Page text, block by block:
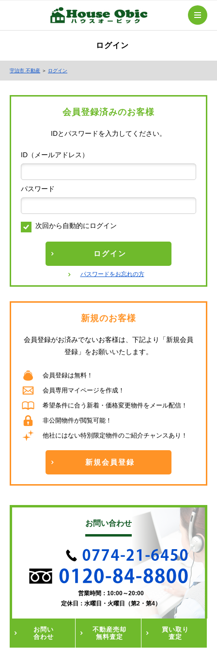
ログイン
宇治市 不動産 ＞ ログイン
会員登録済みのお客様
IDとパスワードを入力してください。
ID（メールアドレス）
パスワード
次回から自動的にログイン
ログイン
パスワードをお忘れの方
新規のお客様
会員登録がお済みでないお客様は、 下記より「新規会員
登録」をお願いいたします。
会員登録は無料！
会員専用マイページを作成！
希望条件に合う新着・価格変更物件をメール配信！
非公開物件が閲覧可能！
他社にはない特別限定物件のご紹介チャンスあり！
新規会員登録
お問い合わせ
営業時間：10:00～20:00
定休日：水曜日・火曜日（第2・第4）
お問い
合わせ
不動産売却
無料査定
買い取り
査定